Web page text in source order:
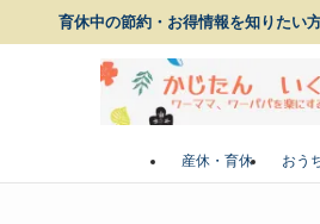
育休中の節約・お得情報を知りたい
産休・育休 おう